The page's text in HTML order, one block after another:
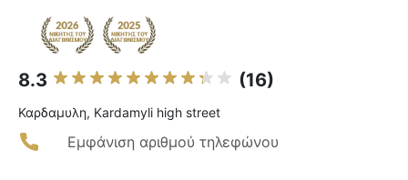
8.3 (16)
Καρδαμυλη, Kardamyli high street
Εμφάνιση αριθμού τηλεφώνου